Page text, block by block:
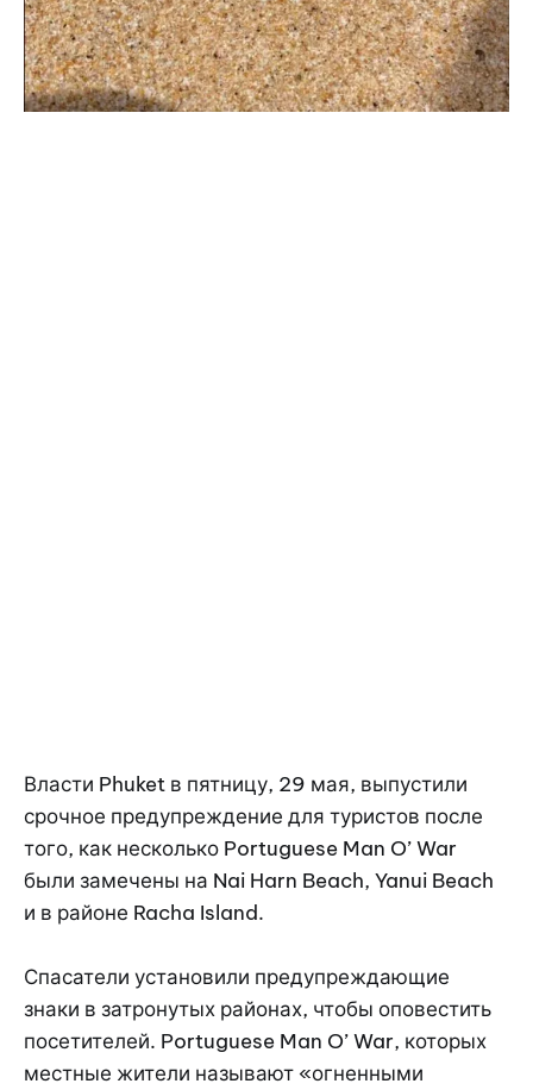
Власти Phuket в пятницу, 29 мая, выпустили
срочное предупреждение для туристов после
того, как несколько Portuguese Man O’ War
были замечены на Nai Harn Beach, Yanui Beach
и в районе Racha Island.
Спасатели установили предупреждающие
знаки в затронутых районах, чтобы оповестить
посетителей. Portuguese Man O’ War, которых
местные жители называют «огненными